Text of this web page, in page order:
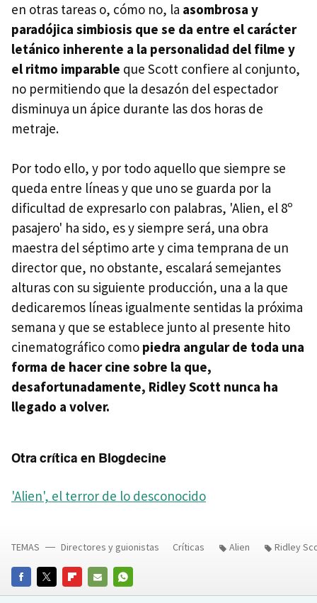
en otras tareas o, cómo no, la asombrosa y
paradójica simbiosis que se da entre el carácter
letánico inherente a la personalidad del filme y
el ritmo imparable que Scott confiere al conjunto,
no permitiendo que la desazón del espectador
disminuya un ápice durante las dos horas de
metraje.
Por todo ello, y por todo aquello que siempre se
queda entre líneas y que uno se guarda por la
dificultad de expresarlo con palabras, 'Alien, el 8º
pasajero' ha sido, es y siempre será, una obra
maestra del séptimo arte y cima temprana de un
director que, no obstante, escalará semejantes
alturas con su siguiente producción, una a la que
dedicaremos líneas igualmente sentidas la próxima
semana y que se establece junto al presente hito
cinematográfico como piedra angular de toda una
forma de hacer cine sobre la que,
desafortunadamente, Ridley Scott nunca ha
llegado a volver.
Otra crítica en Blogdecine
'Alien', el terror de lo desconocido
FACEBOOKTWITTERFLIPBOARD
E-
WHATSAPP
TEMAS Directores y guionistas Críticas Alien Ridley